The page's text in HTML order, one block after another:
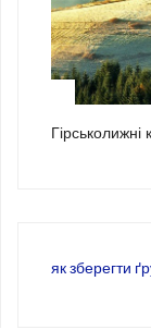
Гірськолижні
як зберегти